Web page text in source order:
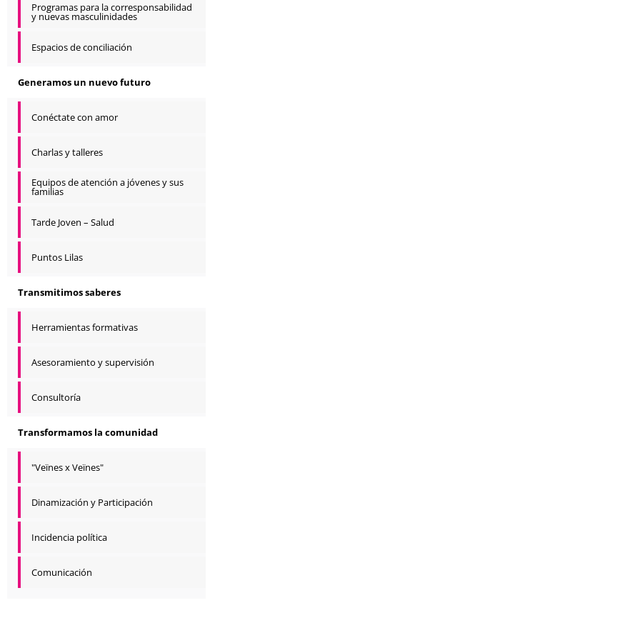
Programas para la corresponsabilidad
y nuevas masculinidades
Espacios de conciliación
Generamos un nuevo futuro
Conéctate con amor
Charlas y talleres
Equipos de atención a jóvenes y sus
familias
Tarde Joven – Salud
Puntos Lilas
Transmitimos saberes
Herramientas formativas
Asesoramiento y supervisión
Consultoría
Transformamos la comunidad
"Veïnes x Veïnes"
Dinamización y Participación
Incidencia política
Comunicación